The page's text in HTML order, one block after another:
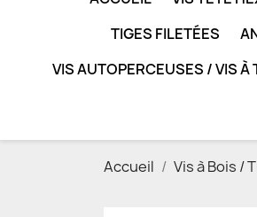
TIGES FILETÉES
VIS AUTOPERCEUSES / VIS À
Accueil Vis à Bois /